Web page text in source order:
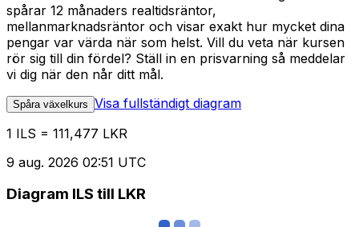
spårar 12 månaders realtidsräntor,
mellanmarknadsräntor och visar exakt hur mycket dina
pengar var värda när som helst. Vill du veta när kursen
rör sig till din fördel? Ställ in en prisvarning så meddelar
vi dig när den når ditt mål.
Spåra växelkurs Visa fullständigt diagram
1 ILS = 111,477 LKR
9 aug. 2026 02:51 UTC
Diagram ILS till LKR